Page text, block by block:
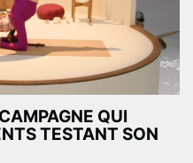
QUI
TESTANT SON